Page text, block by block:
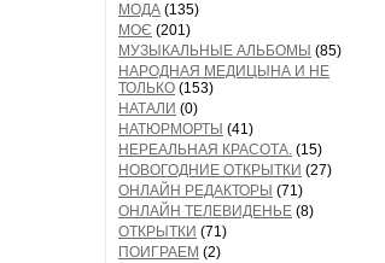
МОДА (135)
МОЄ (201)
МУЗЫКАЛЬНЫЕ АЛЬБОМЫ (85)
НАРОДНАЯ МЕДИЦЫНА И НЕ
ТОЛЬКО (153)
НАТАЛИ (0)
НАТЮРМОРТЫ (41)
НЕРЕАЛЬНАЯ КРАСОТА. (15)
НОВОГОДНИЕ ОТКРЫТКИ (27)
ОНЛАЙН РЕДАКТОРЫ (71)
ОНЛАЙН ТЕЛЕВИДЕНЬЕ (8)
ОТКРЫТКИ (71)
ПОИГРАЕМ (2)